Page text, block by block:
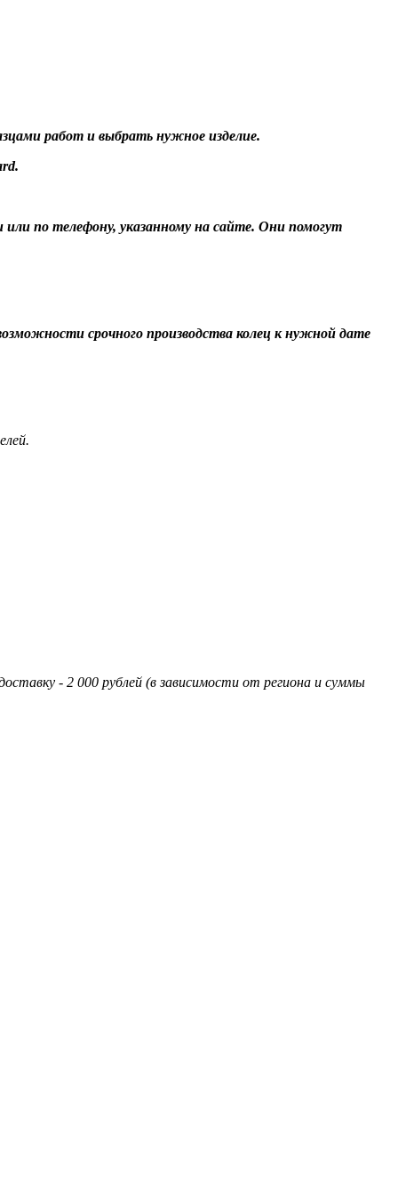
работ и выбрать нужное изделие.
или по телефону, указанному на сайте. Они помогут
срочного производства колец к нужной дате
- 2 000 рублей (в зависимости от региона и суммы